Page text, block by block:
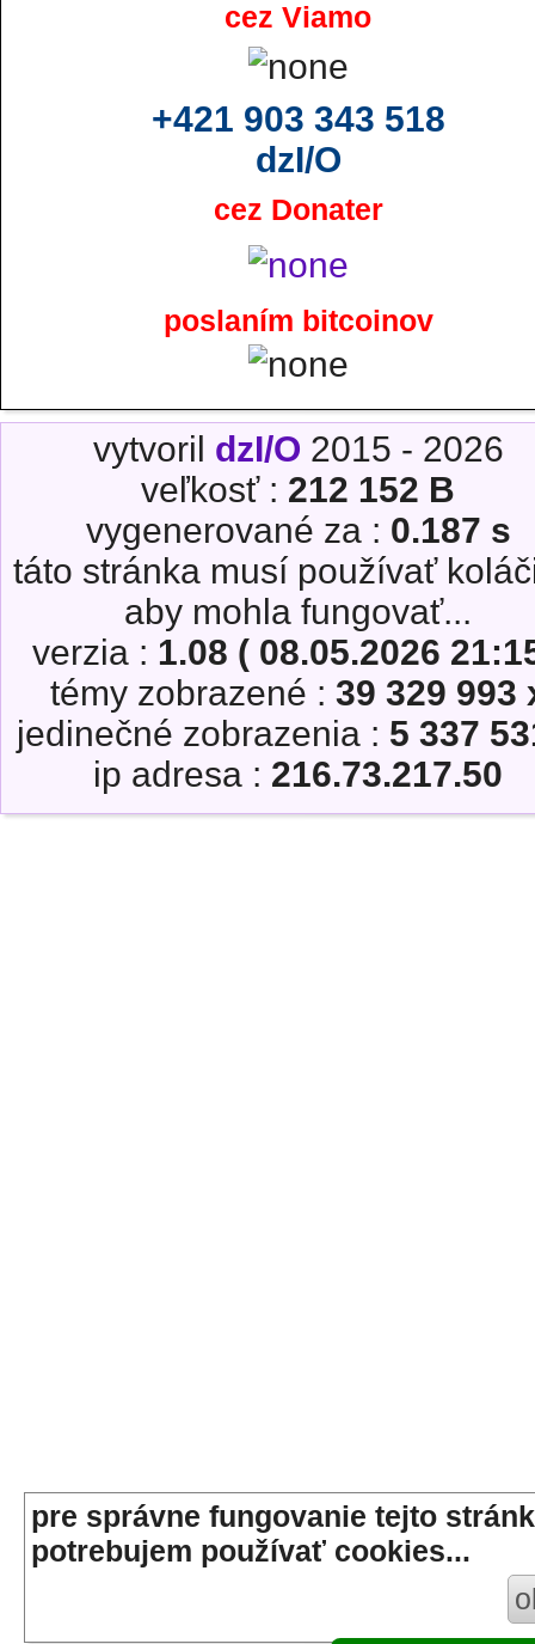
pre správne fungovanie tejto
potrebujem používať cookies...
cez Viamo
+421 903 343 518
dzI/O
cez Donater
poslaním bitcoinov
vytvoril dzI/O 2015 - 2026
veľkosť : 212 152 B
vygenerované za : 0.187 s
táto stránka musí používať
aby mohla fungovať...
verzia : 1.08 ( 08.05.2026
témy zobrazené : 39 329 993
jedinečné zobrazenia : 5 337
ip adresa : 216.73.217.50